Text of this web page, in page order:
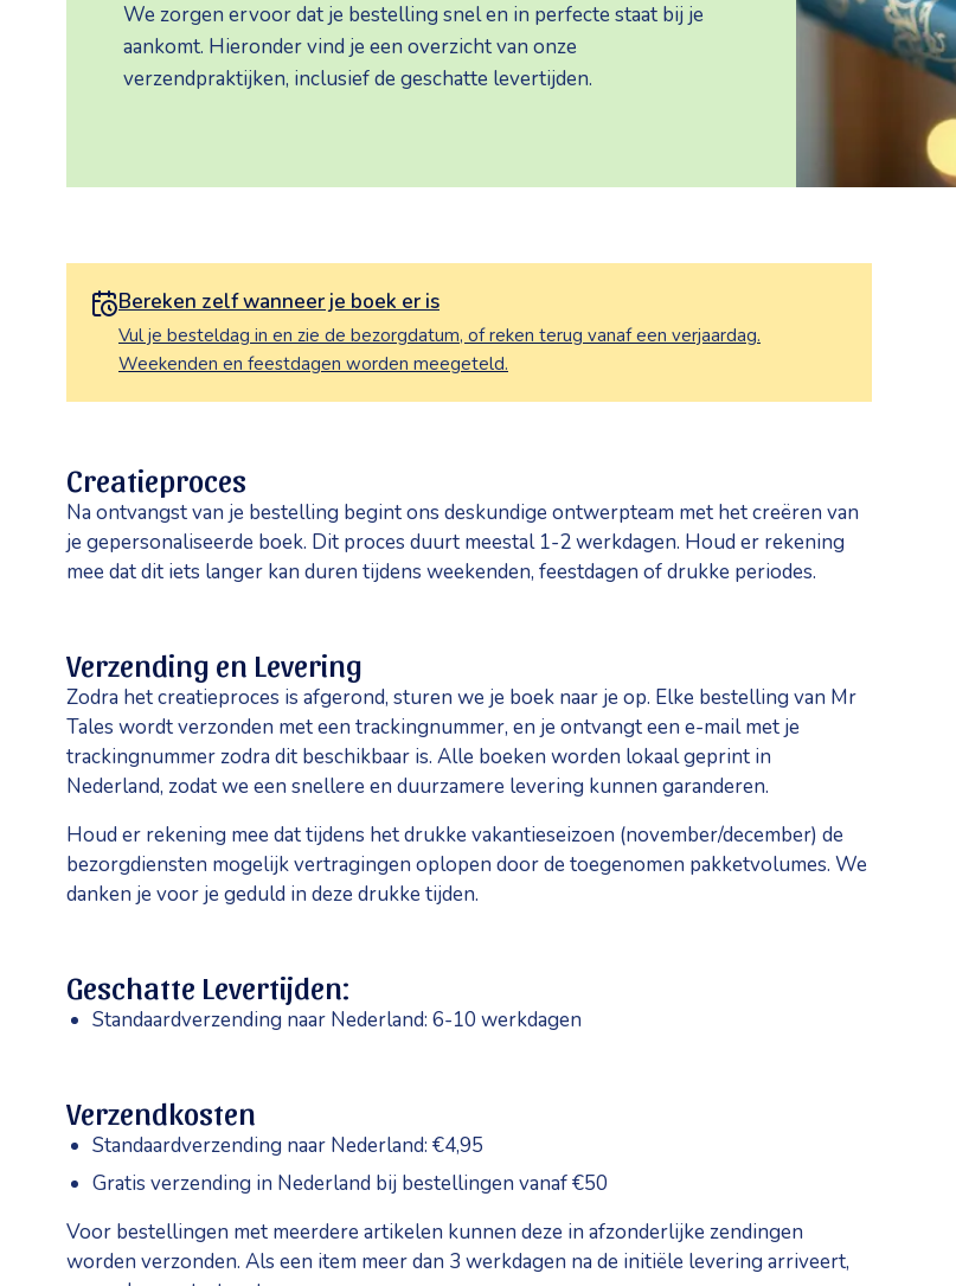
We zorgen ervoor dat je bestelling snel en in perfecte staat bij je
aankomt. Hieronder vind je een overzicht van onze
verzendpraktijken, inclusief de geschatte levertijden.
Bereken zelf wanneer je boek er is
Vul je besteldag in en zie de bezorgdatum, of reken terug vanaf een verjaardag.
Weekenden en feestdagen worden meegeteld.
Creatieproces
Na ontvangst van je bestelling begint ons deskundige ontwerpteam met het creëren van
je gepersonaliseerde boek. Dit proces duurt meestal 1-2 werkdagen. Houd er rekening
mee dat dit iets langer kan duren tijdens weekenden, feestdagen of drukke periodes.
Verzending en Levering
Zodra het creatieproces is afgerond, sturen we je boek naar je op. Elke bestelling van Mr
Tales wordt verzonden met een trackingnummer, en je ontvangt een e-mail met je
trackingnummer zodra dit beschikbaar is. Alle boeken worden lokaal geprint in
Nederland, zodat we een snellere en duurzamere levering kunnen garanderen.
Houd er rekening mee dat tijdens het drukke vakantieseizoen (november/december) de
bezorgdiensten mogelijk vertragingen oplopen door de toegenomen pakketvolumes. We
danken je voor je geduld in deze drukke tijden.
Geschatte Levertijden:
Standaardverzending naar Nederland: 6-10 werkdagen
Verzendkosten
Standaardverzending naar Nederland: €4,95
Gratis verzending in Nederland bij bestellingen vanaf €50
Voor bestellingen met meerdere artikelen kunnen deze in afzonderlijke zendingen
worden verzonden. Als een item meer dan 3 werkdagen na de initiële levering arriveert,